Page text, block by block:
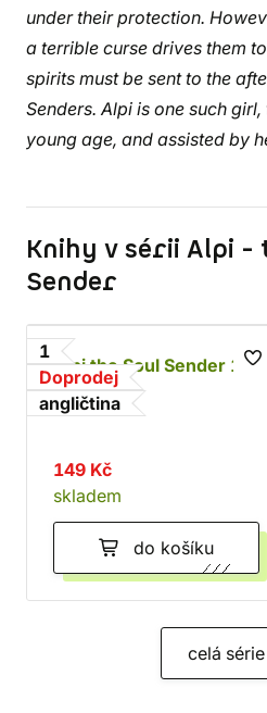
under their protection.
a terrible curse drives them
spirits must be sent to the
Senders. Alpi is one such
young age, and assisted by
Knihy v sérii Alpi -
Sender
1
Doprodej
angličtina
Alpi the Soul Sender 1
Rona
149 Kč
skladem
do košíku
celá série